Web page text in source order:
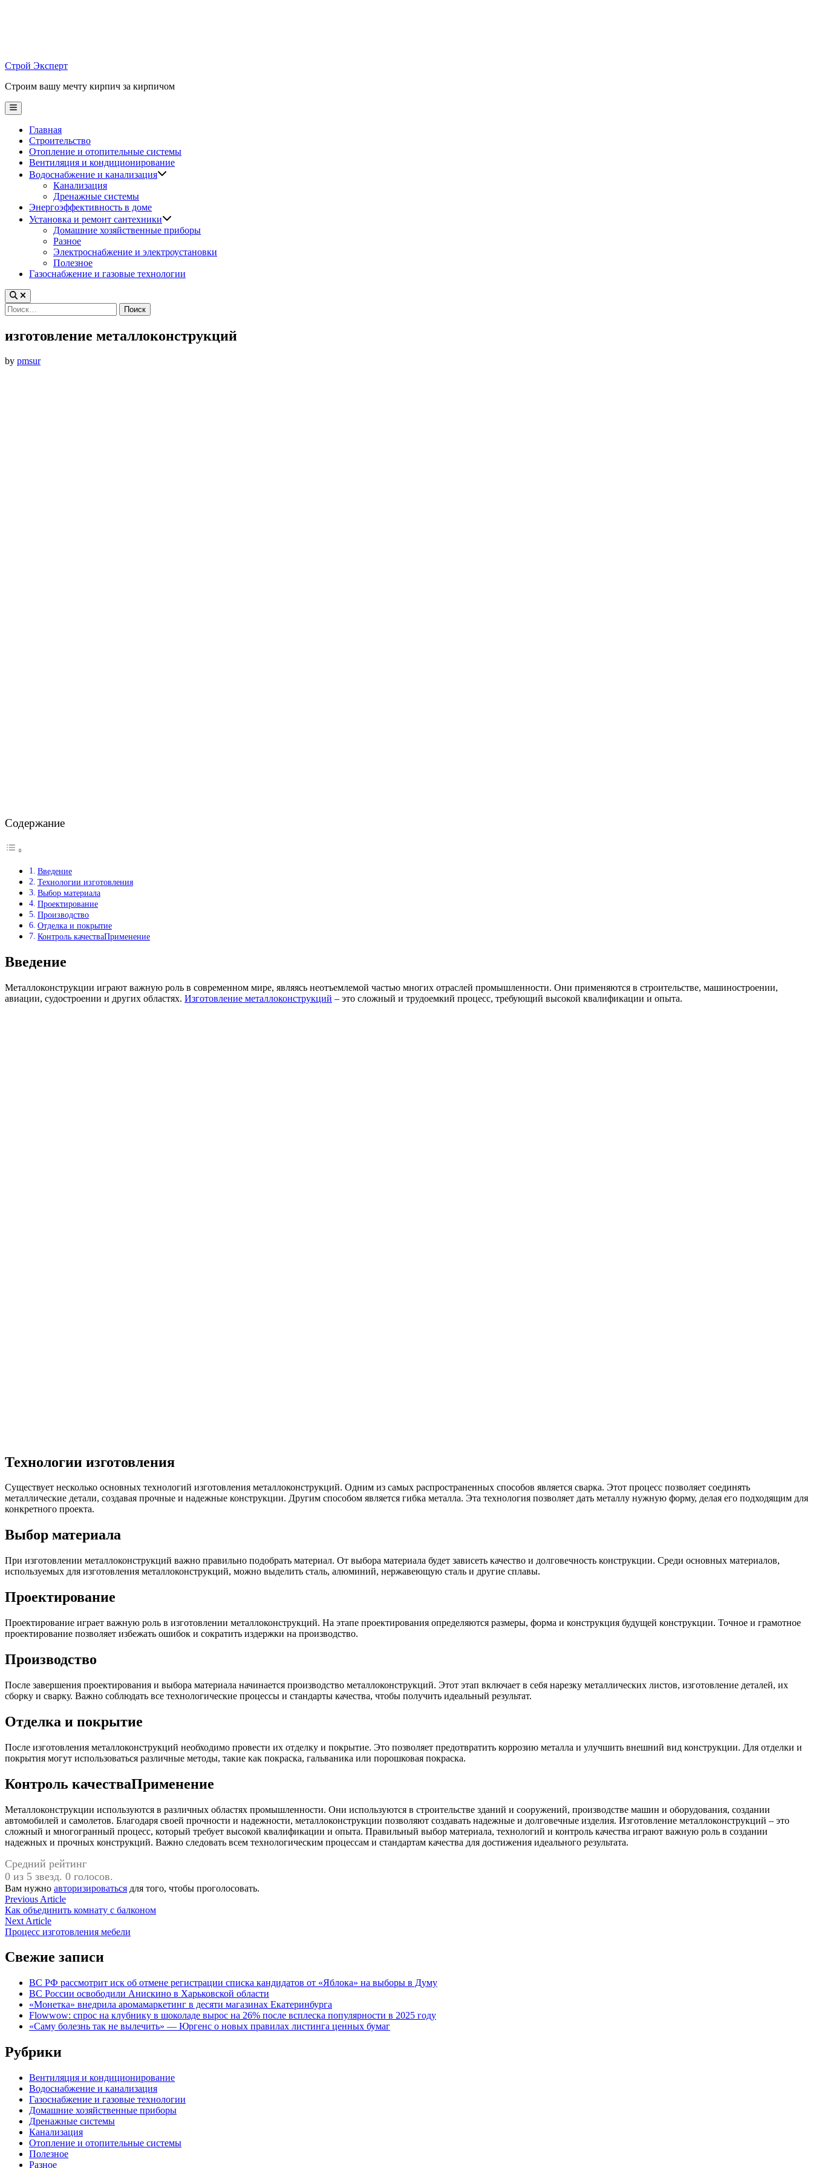
Строй Эксперт
Строим вашу мечту кирпич за кирпичом
Main
Menu
Главная
Строительство
Отопление и отопительные системы
Вентиляция и кондиционирование
Водоснабжение и канализация
Канализация
Дренажные системы
Энергоэффективность в доме
Установка и ремонт сантехники
Домашние хозяйственные приборы
Разное
Электроснабжение и электроустановки
Полезное
Газоснабжение и газовые технологии
Найти:
изготовление металлоконструкций
by pmsur
Содержание
Введение
Технологии изготовления
Выбор материала
Проектирование
Производство
Отделка и покрытие
Контроль качестваПрименение
Введение
Металлоконструкции играют важную роль в современном мире, являясь неотъемлемой частью многих отраслей промышленности. Они применяются в строительстве, машиностроении,
авиации, судостроении и других областях. Изготовление металлоконструкций – это сложный и трудоемкий процесс, требующий высокой квалификации и опыта.
Технологии изготовления
Существует несколько основных технологий изготовления металлоконструкций. Одним из самых распространенных способов является сварка. Этот процесс позволяет соединять
металлические детали, создавая прочные и надежные конструкции. Другим способом является гибка металла. Эта технология позволяет дать металлу нужную форму, делая его подходящим для
конкретного проекта.
Выбор материала
При изготовлении металлоконструкций важно правильно подобрать материал. От выбора материала будет зависеть качество и долговечность конструкции. Среди основных материалов,
используемых для изготовления металлоконструкций, можно выделить сталь, алюминий, нержавеющую сталь и другие сплавы.
Проектирование
Проектирование играет важную роль в изготовлении металлоконструкций. На этапе проектирования определяются размеры, форма и конструкция будущей конструкции. Точное и грамотное
проектирование позволяет избежать ошибок и сократить издержки на производство.
Производство
После завершения проектирования и выбора материала начинается производство металлоконструкций. Этот этап включает в себя нарезку металлических листов, изготовление деталей, их
сборку и сварку. Важно соблюдать все технологические процессы и стандарты качества, чтобы получить идеальный результат.
Отделка и покрытие
После изготовления металлоконструкций необходимо провести их отделку и покрытие. Это позволяет предотвратить коррозию металла и улучшить внешний вид конструкции. Для отделки и
покрытия могут использоваться различные методы, такие как покраска, гальваника или порошковая покраска.
Контроль качестваПрименение
Металлоконструкции используются в различных областях промышленности. Они используются в строительстве зданий и сооружений, производстве машин и оборудования, создании
автомобилей и самолетов. Благодаря своей прочности и надежности, металлоконструкции позволяют создавать надежные и долговечные изделия. Изготовление металлоконструкций – это
сложный и многогранный процесс, который требует высокой квалификации и опыта. Правильный выбор материала, технологий и контроль качества играют важную роль в создании
надежных и прочных конструкций. Важно следовать всем технологическим процессам и стандартам качества для достижения идеального результата.
Средний рейтинг
0 из 5 звезд. 0 голосов.
Вам нужно авторизироваться для того, чтобы проголосовать.
Навигация
по
записям
Previous ArticlePrevious
article:
Как объединить комнату с балконом
Next ArticleNext
article:
Процесс изготовления мебели
Свежие записи
ВС РФ рассмотрит иск об отмене регистрации списка кандидатов от «Яблока» на выборы в Думу
ВС России освободили Анискино в Харьковской области
«Монетка» внедрила аромамаркетинг в десяти магазинах Екатеринбурга
Flowwow: спрос на клубнику в шоколаде вырос на 26% после всплеска популярности в 2025 году
«Саму болезнь так не вылечить» — Юргенс о новых правилах листинга ценных бумаг
Рубрики
Вентиляция и кондиционирование
Водоснабжение и канализация
Газоснабжение и газовые технологии
Домашние хозяйственные приборы
Дренажные системы
Канализация
Отопление и отопительные системы
Полезное
Разное